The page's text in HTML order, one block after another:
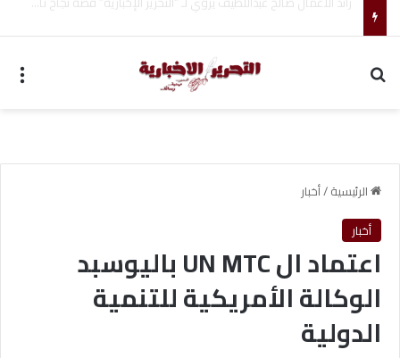
الرئيسية/أخبار
أخبار
اعتماد ال UN MTC باليوسبد
الوكالة الأمريكية للتنمية
الدولية